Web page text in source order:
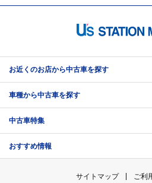
お近くのお店から中古車を探す
車種から中古車を探す
中古車特集
おすすめ情報
サイトマップ ご利